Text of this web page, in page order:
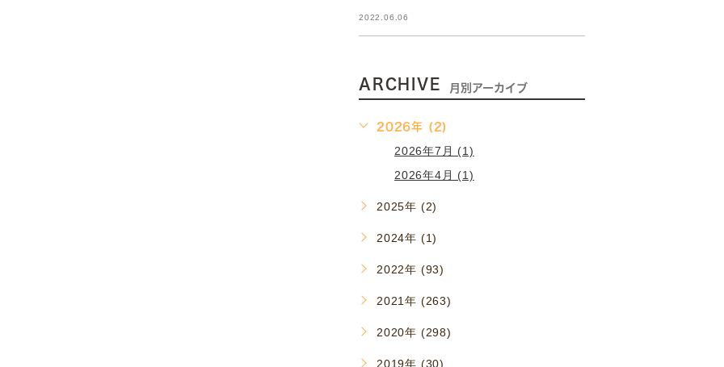
2022.06.06
ARCHIVE 月別アーカイブ
2026年 (2)
2026年7月 (1)
2026年4月 (1)
2025年 (2)
2024年 (1)
2022年 (93)
2021年 (263)
2020年 (298)
2019年 (30)